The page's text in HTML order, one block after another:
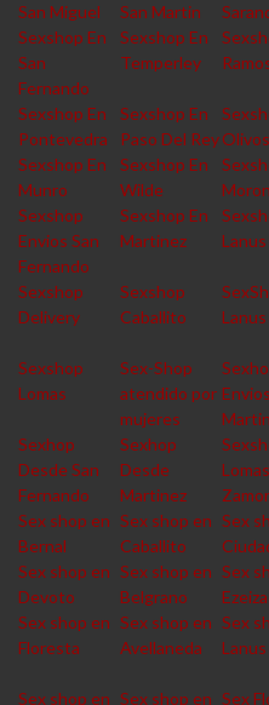
San Miguel
San Martin
Sexshop En
San
Fernando
Sexshop En
Temperley
Sexshop En
Pontevedra
Sexshop En
Paso Del ReyOlivos
Sexshop En
Munro
Sexshop En
Wilde
Moron
Sexshop
Envios San
Fernando
Sexshop En
Martinez
Lanus
Sexshop
Delivery
Sexshop
Caballito
Lanus
Sexshop
Lomas
Sex-Shop
atendido por
mujeres
Envios
Sexhop
Desde San
Fernando
Sexhop
Desde
Martinez
Sex shop en
Bernal
Sex shop en
Caballito
Sex
Sex shop en
Devoto
Sex shop en
Belgrano
Sex
Ezeiza
Sex shop en
Floresta
Sex shop en
Avellaneda
Sex
Lanus
Sex shop en Sex shop en Sex